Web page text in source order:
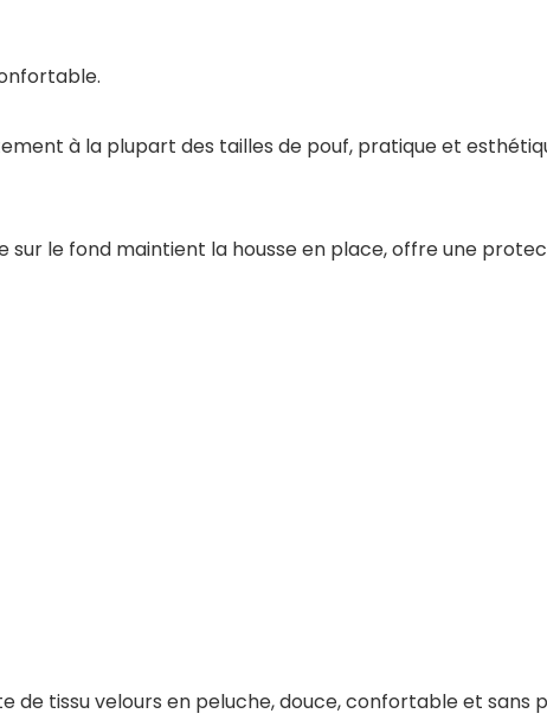
à la plupart des tailles de pouf, pratique et
sur le fond maintient la housse en place, offre une
tissu velours en peluche, douce, confortable et sans